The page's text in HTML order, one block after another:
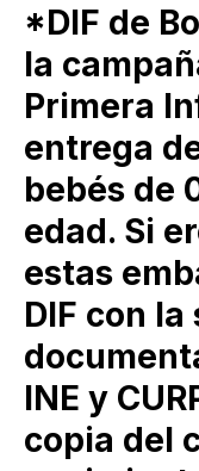
*DIF de
la
Primera
entrega
bebés de
edad. Si
estas
DIF con
INE y
copia del